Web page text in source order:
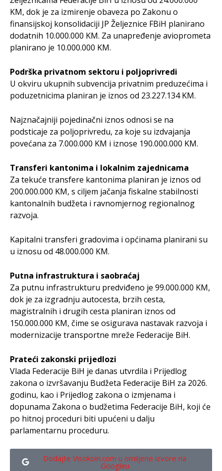
KM, dok je za izmirenje obaveza po Zakonu o
finansijskoj konsolidaciji JP Željeznice FBiH planirano
dodatnih 10.000.000 KM. Za unapređenje avioprometa
planirano je 10.000.000 KM.
Podrška privatnom sektoru i poljoprivredi
U okviru ukupnih subvencija privatnim preduzećima i
poduzetnicima planiran je iznos od 23.227.134 KM.
Najznačajniji pojedinačni iznos odnosi se na
podsticaje za poljoprivredu, za koje su izdvajanja
povećana za 7.000.000 KM i iznose 190.000.000 KM.
Transferi kantonima i lokalnim zajednicama
Za tekuće transfere kantonima planiran je iznos od
200.000.000 KM, s ciljem jačanja fiskalne stabilnosti
kantonalnih budžeta i ravnomjernog regionalnog
razvoja.
Kapitalni transferi gradovima i općinama planirani su
u iznosu od 48.000.000 KM.
Putna infrastruktura i saobraćaj
Za putnu infrastrukturu predviđeno je 99.000.000 KM,
dok je za izgradnju autocesta, brzih cesta,
magistralnih i drugih cesta planiran iznos od
150.000.000 KM, čime se osigurava nastavak razvoja i
modernizacije transportne mreže Federacije BiH.
Prateći zakonski prijedlozi
Vlada Federacije BiH je danas utvrdila i Prijedlog
zakona o izvršavanju Budžeta Federacije BiH za 2026.
godinu, kao i Prijedlog zakona o izmjenama i
dopunama Zakona o budžetima Federacije BiH, koji će
po hitnoj proceduri biti upućeni u dalju
parlamentarnu proceduru.
Dodajte Visokoin.com u omiljene izvore na
Googleu